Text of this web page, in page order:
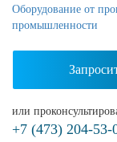
Оборудование от
промышленности
или
+7 (473) 204-53-